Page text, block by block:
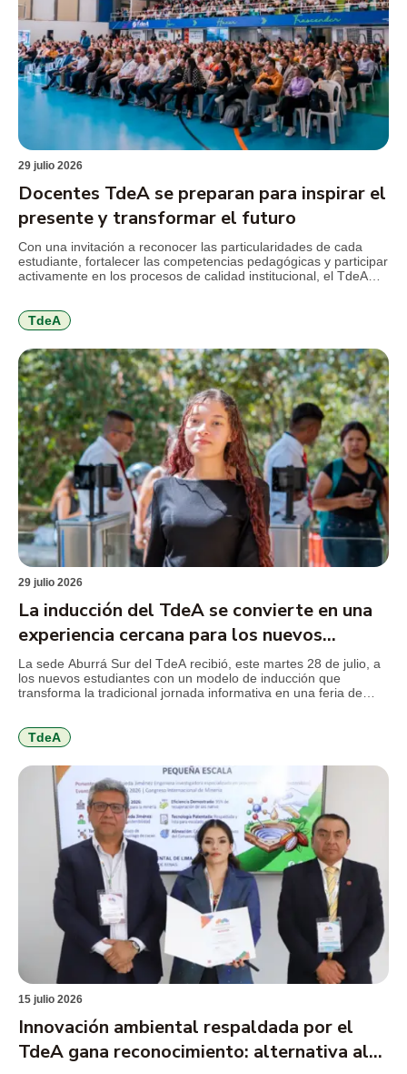
29 julio 2026
Docentes TdeA se preparan para inspirar el
presente y transformar el futuro
Con una invitación a reconocer las particularidades de cada
estudiante, fortalecer las competencias pedagógicas y participar
activamente en los procesos de calidad institucional, el TdeA
docentes nuevos y antiguos alrededor de los principales retos
que plantea […]
TdeA
29 julio 2026
La inducción del TdeA se convierte en una
experiencia cercana para los nuevos
estudiantes
La sede Aburrá Sur del TdeA recibió, este martes 28 de julio, a
los nuevos estudiantes con un modelo de inducción que
transforma la tradicional jornada informativa en una feria de
programas y beneficios que encontrarán durante […]
TdeA
15 julio 2026
Innovación ambiental respaldada por el
TdeA gana reconocimiento: alternativa al